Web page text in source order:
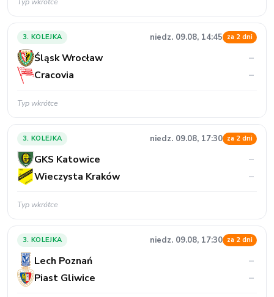
3. KOLEJKA niedz. 09.08, 14:45 za 2 dni
Śląsk Wrocław
–
Cracovia
–
Typ wkrótce
3. KOLEJKA niedz. 09.08, 17:30 za 2 dni
GKS Katowice
–
Wieczysta Kraków
–
Typ wkrótce
3. KOLEJKA niedz. 09.08, 17:30 za 2 dni
Lech Poznań
–
Piast Gliwice
–